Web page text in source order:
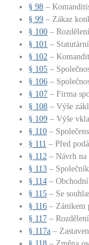
§ 98 –
§ 99 – Zákaz
§ 100 –
§ 101 –
§ 102 –
§ 105 –
§ 106 –
§ 107 – Firma
§ 108 – Výše
§ 109 – Výše
§ 110 –
§ 111 – Před
§ 112 – Návrh na
§ 113 –
§ 114 –
§ 115 – Se
§ 116 – Zánikem
§ 117 –
§ 117a –